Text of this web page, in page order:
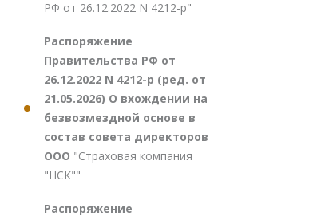
РФ от 26.12.2022 N 4212-р"
Распоряжение
Правительства РФ от
26.12.2022 N 4212-р (ред. от
21.05.2026) О вхождении на
безвозмездной основе в
состав совета директоров
ООО "Страховая компания
"НСК""
Распоряжение